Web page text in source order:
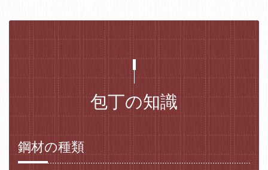
包丁の知識
鋼材の種類